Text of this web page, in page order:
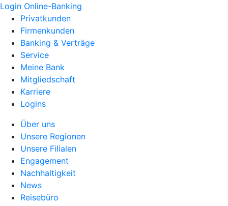
Login Online-Banking
Privatkunden
Firmenkunden
Banking & Verträge
Service
Meine Bank
Mitgliedschaft
Karriere
Logins
Über uns
Unsere Regionen
Unsere Filialen
Engagement
Nachhaltigkeit
News
Reisebüro